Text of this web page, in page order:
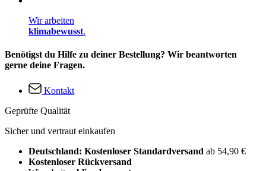
Wir arbeiten
klimabewusst.
Benötigst du Hilfe zu deiner Bestellung? Wir beantworten
gerne deine Fragen.
Kontakt
Geprüfte Qualität
Sicher und vertraut einkaufen
Deutschland: Kostenloser Standardversand ab 54,90 €
Kostenloser Rückversand